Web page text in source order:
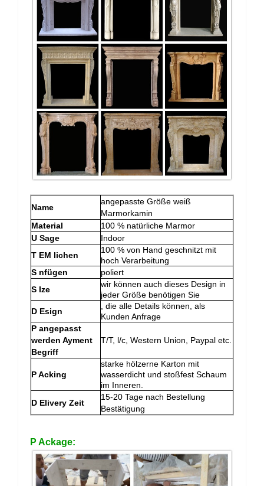
Name
angepasste Größe weiß
Marmorkamin
Material
100 % natürliche Marmor
U Sage
Indoor
T EM lichen
100 % von Hand geschnitzt mit
hoch Verarbeitung
S nfügen
poliert
S Ize
wir können auch dieses Design in
jeder Größe benötigen Sie
D Esign
, die alle Details können, als
Kunden Anfrage
P angepasst
werden Ayment
Begriff
T/T, l/c, Western Union, Paypal etc.
PAcking
starke hölzerne Karton mit
wasserdicht und stoßfest Schaum
im Inneren.
D Elivery Zeit
15-20 Tage nach Bestellung
Bestätigung
P Ackage: